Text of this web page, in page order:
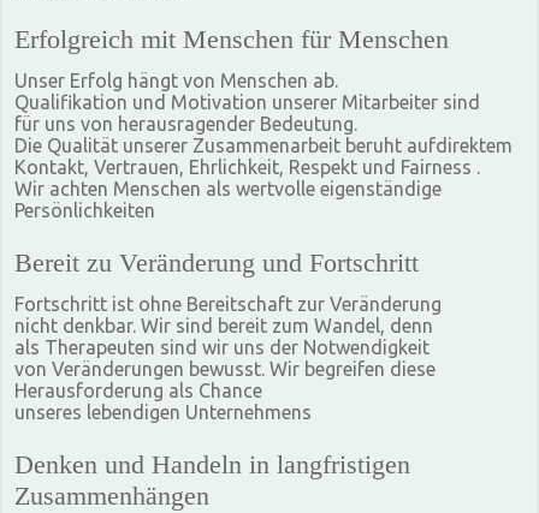
Erfolgreich mit Menschen für Menschen
Unser Erfolg hängt von Menschen ab.
Qualifikation und Motivation unserer Mitarbeiter sind
für uns von herausragender Bedeutung.
Die Qualität unserer Zusammenarbeit beruht aufdirektem
Kontakt, Vertrauen, Ehrlichkeit, Respekt und Fairness .
Wir achten Menschen als wertvolle eigenständige
Persönlichkeiten
Bereit zu Veränderung und Fortschritt
Fortschritt ist ohne Bereitschaft zur Veränderung
nicht denkbar. Wir sind bereit zum Wandel, denn
als Therapeuten sind wir uns der Notwendigkeit
von Veränderungen bewusst. Wir begreifen diese
Herausforderung als Chance
unseres lebendigen Unternehmens
Denken und Handeln in langfristigen
Zusammenhängen